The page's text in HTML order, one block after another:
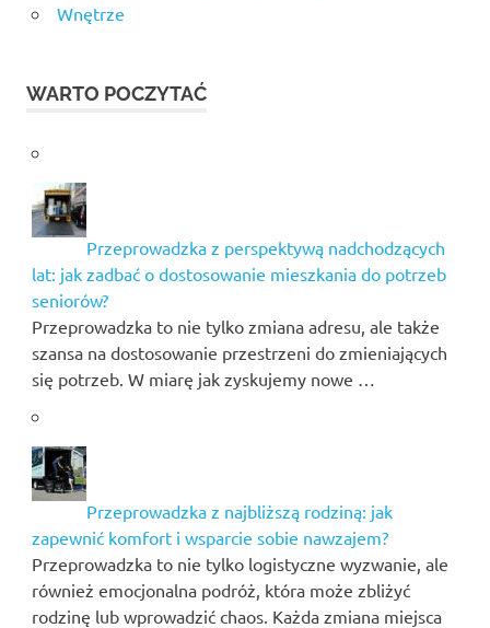
Wnętrze
WARTO POCZYTAĆ
Przeprowadzka z perspektywą nadchodzących
lat: jak zadbać o dostosowanie mieszkania do potrzeb
seniorów?
Przeprowadzka to nie tylko zmiana adresu, ale także
szansa na dostosowanie przestrzeni do zmieniających
się potrzeb. W miarę jak zyskujemy nowe …
Przeprowadzka z najbliższą rodziną: jak
zapewnić komfort i wsparcie sobie nawzajem?
Przeprowadzka to nie tylko logistyczne wyzwanie, ale
również emocjonalna podróż, która może zbliżyć
rodzinę lub wprowadzić chaos. Każda zmiana miejsca